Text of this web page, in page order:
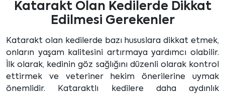
Katarakt Olan Kedilerde Dikkat
Edilmesi Gerekenler
Katarakt olan kedilerde bazı hususlara dikkat etmek,
onların yaşam kalitesini artırmaya yardımcı olabilir.
İlk olarak, kedinin göz sağlığını düzenli olarak kontrol
ettirmek ve veteriner hekim önerilerine uymak
önemlidir. Kataraktlı kedilere daha aydınlık